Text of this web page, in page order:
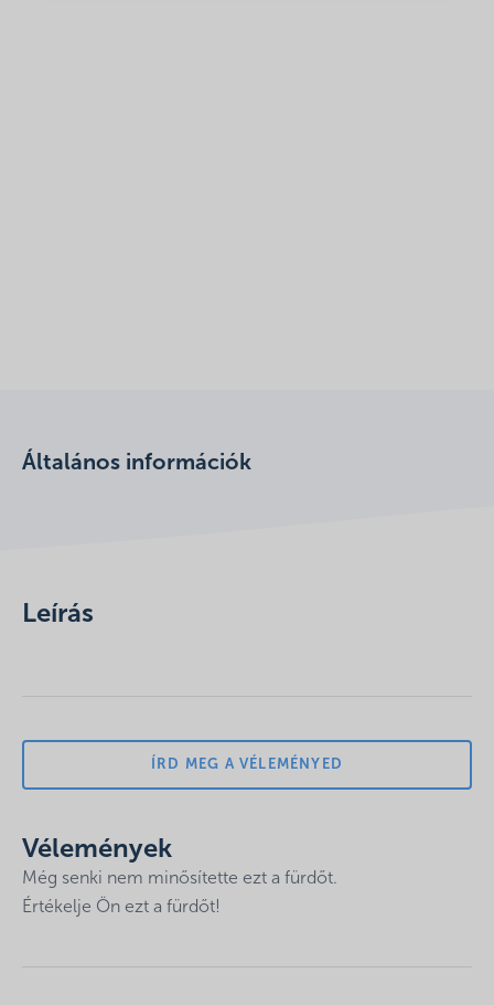
Általános információk
Leírás
ÍRD MEG A VÉLEMÉNYED
Vélemények
Még senki nem minősítette ezt a fürdőt.
Értékelje Ön ezt a fürdőt!